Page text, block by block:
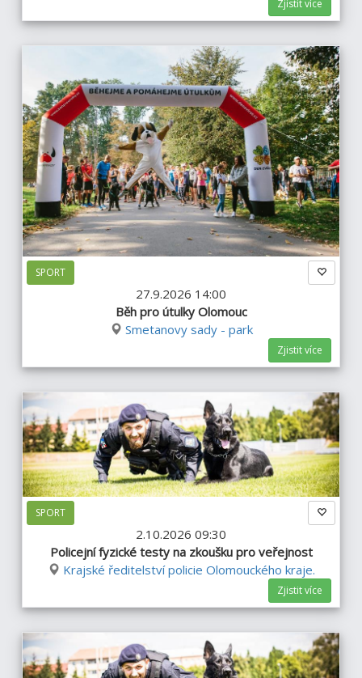
Zjistit více
SPORT
27.9.2026 14:00
Běh pro útulky Olomouc
Smetanovy sady - park
Zjistit více
SPORT
2.10.2026 09:30
Policejní fyzické testy na zkoušku pro veřejnost
Krajské ředitelství policie Olomouckého kraje.
Zjistit více